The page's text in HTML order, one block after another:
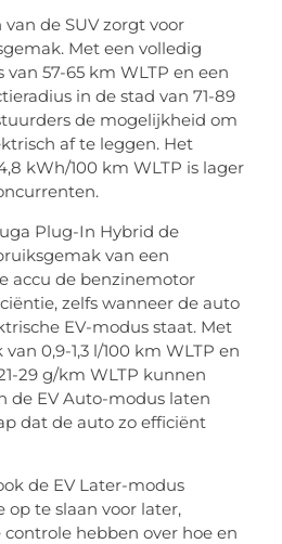
de SUV zorgt voor
Met een volledig
57-65 km WLTP en een
in de stad van 71-89
de mogelijkheid om
af te leggen. Het
kWh/100 km WLTP is lager
Plug-In Hybrid de
van een
accu de benzinemotor
zelfs wanneer de auto
EV-modus staat. Met
0,9-1,3 l/100 km WLTP en
29 g/km WLTP kunnen
de EV Auto-modus laten
dat de auto zo efficiënt
de EV Later-modus
te slaan voor later,
hebben over hoe en